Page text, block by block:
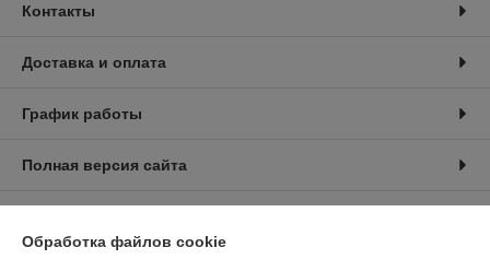
Контакты
Доставка и оплата
График работы
Полная версия сайта
Обработка файлов cookie